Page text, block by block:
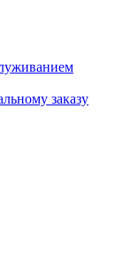
заказу